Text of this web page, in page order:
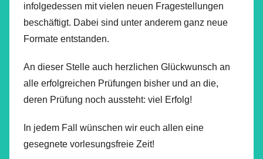
infolgedessen mit vielen neuen Fragestellungen
beschäftigt. Dabei sind unter anderem ganz neue
Formate entstanden.
An dieser Stelle auch herzlichen Glückwunsch an
alle erfolgreichen Prüfungen bisher und an die,
deren Prüfung noch aussteht: viel Erfolg!
In jedem Fall wünschen wir euch allen eine
gesegnete vorlesungsfreie Zeit!